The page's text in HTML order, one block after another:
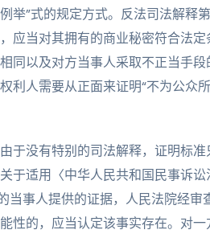
举”式的规定方式。反法司法解释
应当对其拥有的商业秘密符合法
同以及对方当事人采取不正当手
利人需要从正面来证明“不为公众所
于没有特别的司法解释，证明标
于适用〈中华人民共和国民事诉
当事人提供的证据，人民法院经审
性的，应当认定该事实存在。对